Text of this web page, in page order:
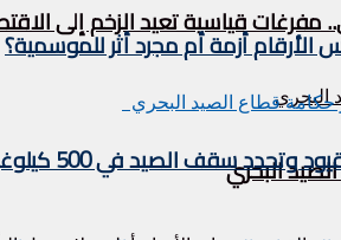
قياسية تعيد الزخم إلى
البحري
أزمة أم مجرد أثر للموسمية؟
الصيد في 500 كيلوغرام للرحلة